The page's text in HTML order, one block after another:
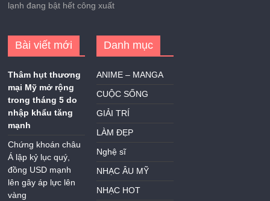
lạnh đang bật hết công xuất
Bài viết mới
Thâm hụt thương
mại Mỹ mở rộng
trong tháng 5 do
nhập khẩu tăng
mạnh
Chứng khoán châu
Á lập kỷ lục quý,
đồng USD mạnh
lên gây áp lực lên
vàng
Danh mục
ANIME – MANGA
CUỘC SỐNG
GIẢI TRÍ
LÀM ĐẸP
Nghệ sĩ
NHẠC ÂU MỸ
NHẠC HOT